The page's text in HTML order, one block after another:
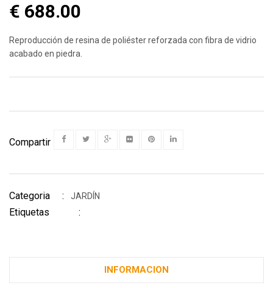
€ 688.00
Reproducción de resina de poliéster reforzada con fibra de vidrio
acabado en piedra.
Compartir
Categoria : JARDÍN
Etiquetas :
INFORMACION